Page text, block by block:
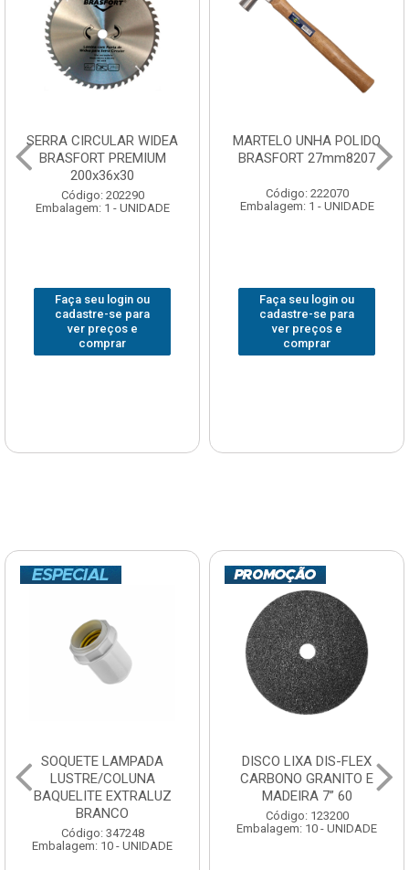
SERRA CIRCULAR WIDEA
BRASFORT PREMIUM
200x36x30
Código: 202290
Embalagem: 1 - UNIDADE
Faça seu login ou
cadastre-se para
ver preços e
comprar
MARTELO UNHA POLIDO
BRASFORT 27mm8207
Código: 222070
Embalagem: 1 - UNIDADE
Faça seu login ou
cadastre-se para
ver preços e
comprar
SOQUETE LAMPADA
LUSTRE/COLUNA
BAQUELITE EXTRALUZ
BRANCO
Código: 347248
Embalagem: 10 - UNIDADE
DISCO LIXA DIS-FLEX
CARBONO GRANITO E
MADEIRA 7” 60
Código: 123200
Embalagem: 10 - UNIDADE